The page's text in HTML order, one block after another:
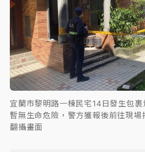
宜蘭市黎明路一棟民宅14日發生包
暫無生命危險，警方獲報後前往現場
翻攝畫面